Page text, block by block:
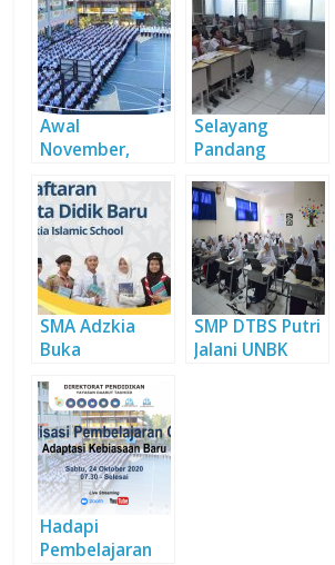
Awal
November,
Buka
Pendaftaran
Peserta Didik
Baru
Selayang
Pandang
Pendidikan
Formal Daarut
Tauhiid
SMA Adzkia
Buka
Peserta Didik
Baru Full
Beasiswa
SMP DTBS Putri
Jalani UNBK
Hadapi
Pembelajaran